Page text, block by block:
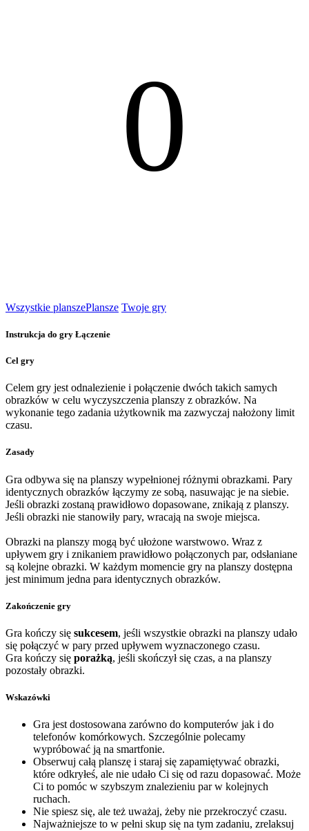
0
Wszystkie planszePlansze Twoje gry
Instrukcja do gry Łączenie
Cel gry
Celem gry jest odnalezienie i połączenie dwóch takich samych
obrazków w celu wyczyszczenia planszy z obrazków. Na
wykonanie tego zadania użytkownik ma zazwyczaj nałożony limit
czasu.
Zasady
Gra odbywa się na planszy wypełnionej różnymi obrazkami. Pary
identycznych obrazków łączymy ze sobą, nasuwając je na siebie.
Jeśli obrazki zostaną prawidłowo dopasowane, znikają z planszy.
Jeśli obrazki nie stanowiły pary, wracają na swoje miejsca.
Obrazki na planszy mogą być ułożone warstwowo. Wraz z
upływem gry i znikaniem prawidłowo połączonych par, odsłaniane
są kolejne obrazki. W każdym momencie gry na planszy dostępna
jest minimum jedna para identycznych obrazków.
Zakończenie gry
Gra kończy się sukcesem, jeśli wszystkie obrazki na planszy udało
się połączyć w pary przed upływem wyznaczonego czasu.
Gra kończy się porażką, jeśli skończył się czas, a na planszy
pozostały obrazki.
Wskazówki
Gra jest dostosowana zarówno do komputerów jak i do
telefonów komórkowych. Szczególnie polecamy
wypróbować ją na smartfonie.
Obserwuj całą planszę i staraj się zapamiętywać obrazki,
które odkryłeś, ale nie udało Ci się od razu dopasować. Może
Ci to pomóc w szybszym znalezieniu par w kolejnych
ruchach.
Nie spiesz się, ale też uważaj, żeby nie przekroczyć czasu.
Najważniejsze to w pełni skup się na tym zadaniu, zrelaksuj